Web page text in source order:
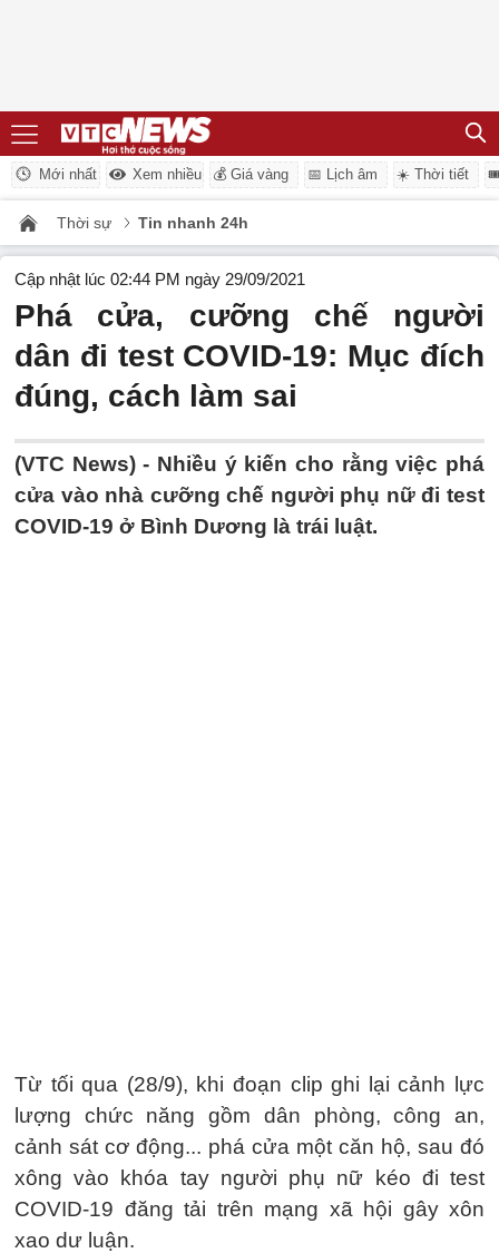
Mới nhất Xem nhiều 💰 Giá vàng 📅 Lịch âm ☀️ Thời tiết
Thời sự Tin nhanh 24h
Cập nhật lúc 02:44 PM ngày 29/09/2021
Phá cửa, cưỡng chế người
dân đi test COVID-19: Mục đích
đúng, cách làm sai
(VTC News) - Nhiều ý kiến cho rằng việc phá
cửa vào nhà cưỡng chế người phụ nữ đi test
COVID-19 ở Bình Dương là trái luật.
Từ tối qua (28/9), khi đoạn clip ghi lại cảnh lực
lượng chức năng gồm dân phòng, công an,
cảnh sát cơ động... phá cửa một căn hộ, sau đó
xông vào khóa tay người phụ nữ kéo đi test
COVID-19 đăng tải trên mạng xã hội gây xôn
xao dư luận.